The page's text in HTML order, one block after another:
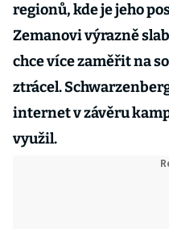
regionů, kde je jeho
Zemanovi výrazně
chce více zaměřit na
ztrácel.
internet v závěru
využil.